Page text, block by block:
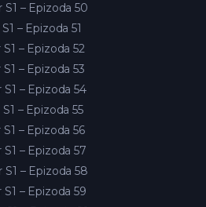
S1 – Epizoda 50
– Epizoda 51
– Epizoda 52
– Epizoda 53
S1 – Epizoda 54
– Epizoda 55
– Epizoda 56
S1 – Epizoda 57
S1 – Epizoda 58
S1 – Epizoda 59